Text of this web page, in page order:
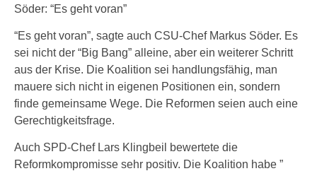
Söder: “Es geht voran”
“Es geht voran”, sagte auch CSU-Chef Markus Söder. Es
sei nicht der “Big Bang” alleine, aber ein weiterer Schritt
aus der Krise. Die Koalition sei handlungsfähig, man
mauere sich nicht in eigenen Positionen ein, sondern
finde gemeinsame Wege. Die Reformen seien auch eine
Gerechtigkeitsfrage.
Auch SPD-Chef Lars Klingbeil bewertete die
Reformkompromisse sehr positiv. Die Koalition habe ”